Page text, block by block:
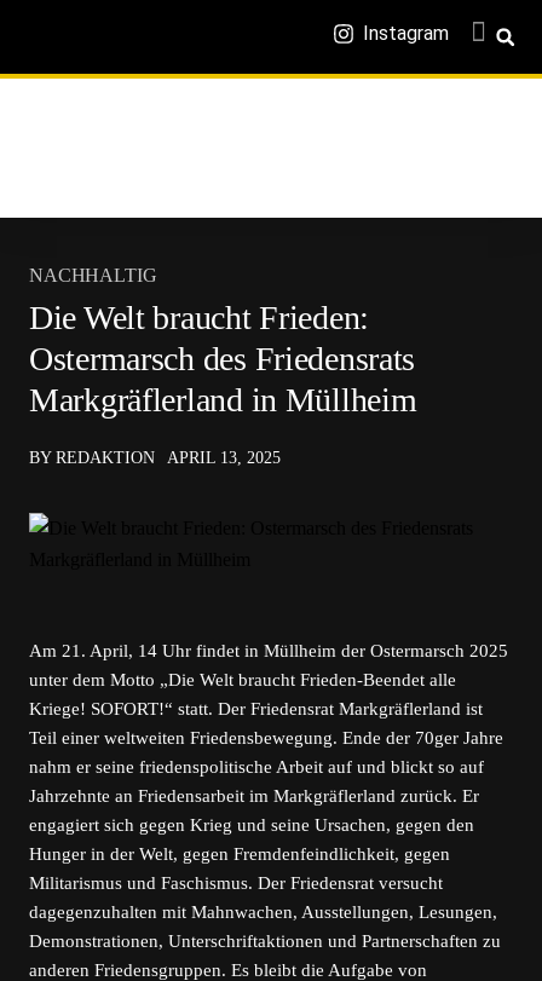
Instagram
NACHHALTIG
Die Welt braucht Frieden:
Ostermarsch des Friedensrats
Markgräflerland in Müllheim
BY REDAKTION APRIL 13, 2025
Am 21. April, 14 Uhr findet in Müllheim der Ostermarsch 2025
unter dem Motto „Die Welt braucht Frieden-Beendet alle
Kriege! SOFORT!“ statt. Der Friedensrat Markgräflerland ist
Teil einer weltweiten Friedensbewegung. Ende der 70ger Jahre
nahm er seine friedenspolitische Arbeit auf und blickt so auf
Jahrzehnte an Friedensarbeit im Markgräflerland zurück. Er
engagiert sich gegen Krieg und seine Ursachen, gegen den
Hunger in der Welt, gegen Fremdenfeindlichkeit, gegen
Militarismus und Faschismus. Der Friedensrat versucht
dagegenzuhalten mit Mahnwachen, Ausstellungen, Lesungen,
Demonstrationen, Unterschriftaktionen und Partnerschaften zu
anderen Friedensgruppen. Es bleibt die Aufgabe von